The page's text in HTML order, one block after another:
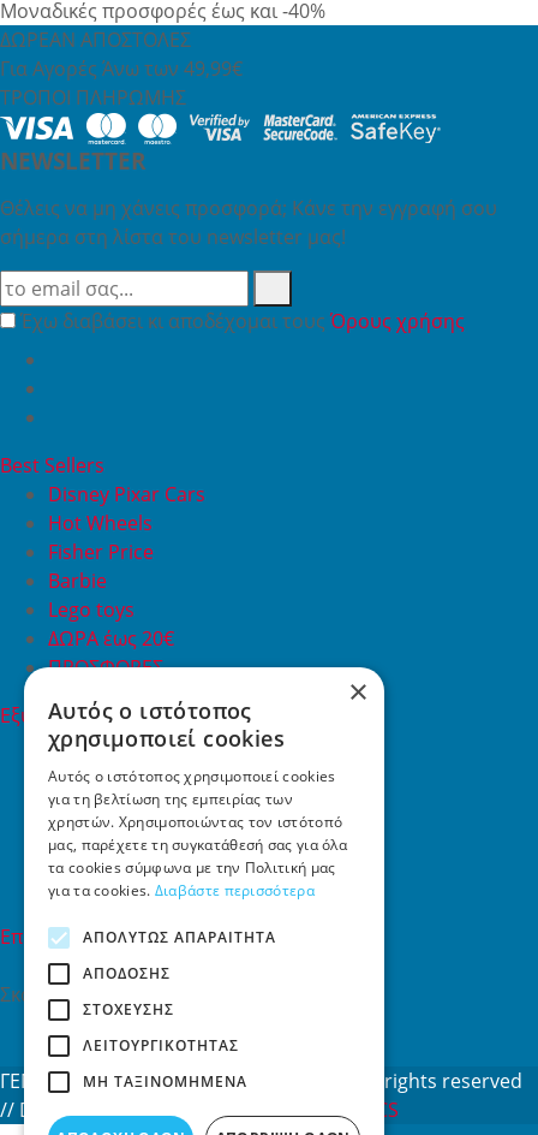
Μοναδικές προσφορές έως και -40%
ΔΩΡΕΑΝ ΑΠΟΣΤΟΛΕΣ
Για Αγορές Άνω των 49,99€
ΤΡΟΠΟΙ ΠΛΗΡΩΜΗΣ
NEWSLETTER
Θέλεις να μη χάνεις προσφορά; Κάνε την εγγραφή σου
σήμερα στη λίστα του newsletter μας!
Έχω διαβάσει κι αποδέχομαι τουςΌρους χρήσης
Best Sellers
Disney Pixar Cars
Hot Wheels
Fisher Price
Barbie
Lego toys
ΔΩΡΑ έως 20€
ΠΡΟΣΦΟΡΕΣ
Εξυπηρέτηση Πελατών
Εξυπηρέτηση πελατών
Συχνές ερωτήσεις
Όροι χρήσης
Τρόποι Πληρωμής
Επιστροφές
Επικοινωνία
Επικοινωνία
Σκαλάνι, Ηράκλειο Κρήτης
2810731415
info[at]toys4u.gr
ΓΕΜΗ: 188101127000 © 2026
All rights reserved
// Designed & developed byNETMECHANICS
×
Αυτός ο ιστότοπος
χρησιμοποιεί cookies
Αυτός ο ιστότοπος χρησιμοποιεί cookies
για τη βελτίωση της εμπειρίας των
χρηστών. Χρησιμοποιώντας τον ιστότοπό
μας, παρέχετε τη συγκατάθεσή σας για όλα
τα cookies σύμφωνα με την Πολιτική μας
για τα cookies. Διαβάστε περισσότερα
ΑΠΟΛΎΤΩΣ ΑΠΑΡΑΊΤΗΤΑ
ΑΠΌΔΟΣΗΣ
ΣΤΌΧΕΥΣΗΣ
ΛΕΙΤΟΥΡΓΙΚΌΤΗΤΑΣ
ΜΗ ΤΑΞΙΝΟΜΗΜΈΝΑ